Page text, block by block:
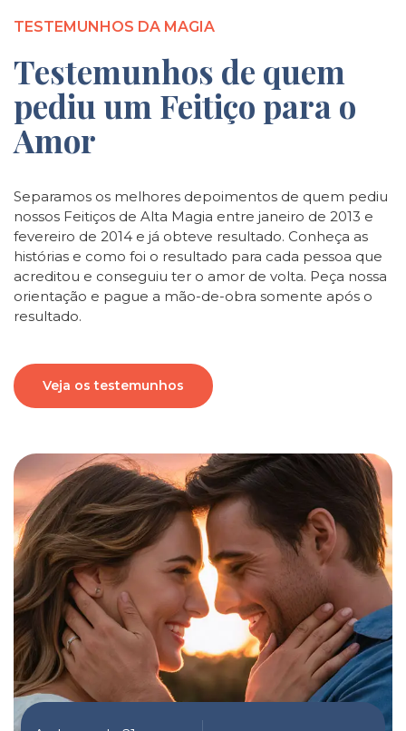
TESTEMUNHOS DA MAGIA
Testemunhos de quem
pediu um Feitiço para o
Amor
Separamos os melhores depoimentos de quem pediu
nossos Feitiços de Alta Magia entre janeiro de 2013 e
fevereiro de 2014 e já obteve resultado. Conheça as
histórias e como foi o resultado para cada pessoa que
acreditou e conseguiu ter o amor de volta. Peça nossa
orientação e pague a mão-de-obra somente após o
resultado.
Veja os testemunhos